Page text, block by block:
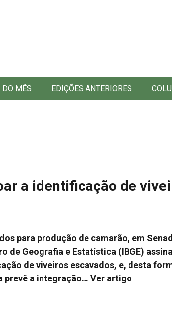
DO MÊS EDIÇÕES ANTERIORES
a identificação de
para produção de camarão, em
de Geografia e Estatística (IBGE)
de viveiros escavados, e, desta
prevê a integração… Ver artigo